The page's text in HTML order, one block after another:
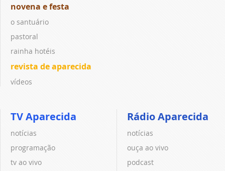
novena e festa
o santuário
pastoral
rainha hotéis
revista de aparecida
vídeos
TV Aparecida
notícias
programação
tv ao vivo
Rádio Aparecida
notícias
ouça ao vivo
podcast